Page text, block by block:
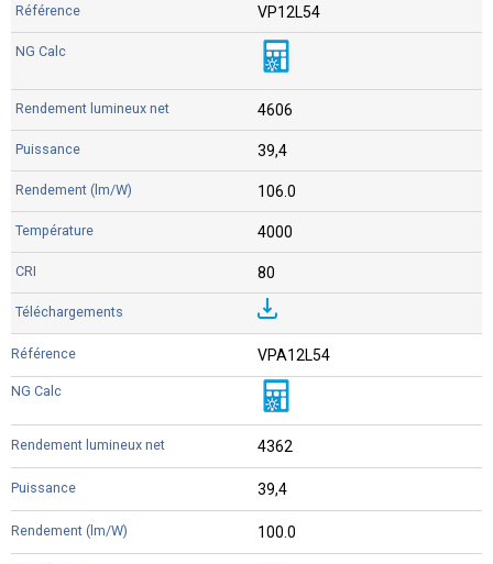
VP12L54
4606
39,4
106.0
4000
80
VPA12L54
4362
39,4
100.0